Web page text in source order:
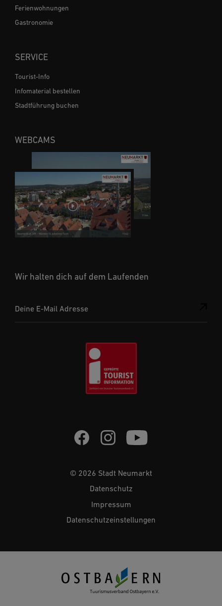
Wir halten dich auf dem Laufenden
Deine E-Mail Adresse
Ferienwohnungen
Gastronomie
SERVICE
Tourist-Info
Infomaterial bestellen
Stadtführung buchen
WEBCAMS
© 2026 Stadt Neumarkt
Datenschutz
Impressum
Datenschutzeinstellungen